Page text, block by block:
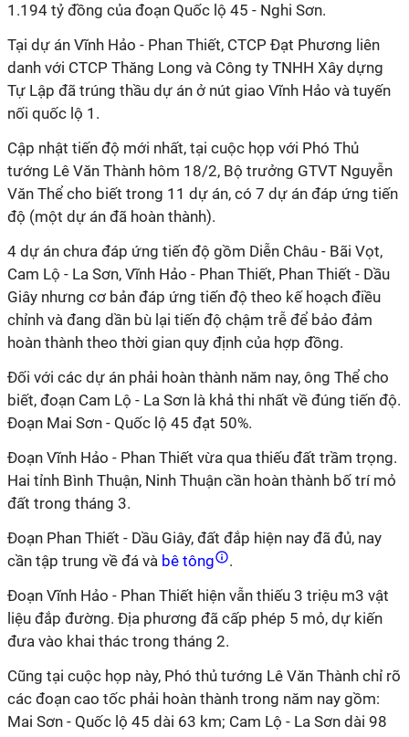
1.194 tỷ đồng của đoạn Quốc lộ 45 - Nghi Sơn.
Tại dự án Vĩnh Hảo - Phan Thiết, CTCP Đạt Phương liên
danh với CTCP Thăng Long và Công ty TNHH Xây dựng
Tự Lập đã trúng thầu dự án ở nút giao Vĩnh Hảo và tuyến
nối quốc lộ 1.
Cập nhật tiến độ mới nhất, tại cuộc họp với Phó Thủ
tướng Lê Văn Thành hôm 18/2, Bộ trưởng GTVT Nguyễn
Văn Thể cho biết trong 11 dự án, có 7 dự án đáp ứng tiến
độ (một dự án đã hoàn thành).
4 dự án chưa đáp ứng tiến độ gồm Diễn Châu - Bãi Vọt,
Cam Lộ - La Sơn, Vĩnh Hảo - Phan Thiết, Phan Thiết - Dầu
Giây nhưng cơ bản đáp ứng tiến độ theo kế hoạch điều
chỉnh và đang dần bù lại tiến độ chậm trễ để bảo đảm
hoàn thành theo thời gian quy định của hợp đồng.
Đối với các dự án phải hoàn thành năm nay, ông Thể cho
biết, đoạn Cam Lộ - La Sơn là khả thi nhất về đúng tiến độ.
Đoạn Mai Sơn - Quốc lộ 45 đạt 50%.
Đoạn Vĩnh Hảo - Phan Thiết vừa qua thiếu đất trầm trọng.
Hai tỉnh Bình Thuận, Ninh Thuận cần hoàn thành bố trí mỏ
đất trong tháng 3.
Đoạn Phan Thiết - Dầu Giây, đất đắp hiện nay đã đủ, nay
cần tập trung về đá và bê tông
.
Đoạn Vĩnh Hảo - Phan Thiết hiện vẫn thiếu 3 triệu m3 vật
liệu đắp đường. Địa phương đã cấp phép 5 mỏ, dự kiến
đưa vào khai thác trong tháng 2.
Cũng tại cuộc họp này, Phó thủ tướng Lê Văn Thành chỉ rõ
các đoạn cao tốc phải hoàn thành trong năm nay gồm:
Mai Sơn - Quốc lộ 45 dài 63 km; Cam Lộ - La Sơn dài 98